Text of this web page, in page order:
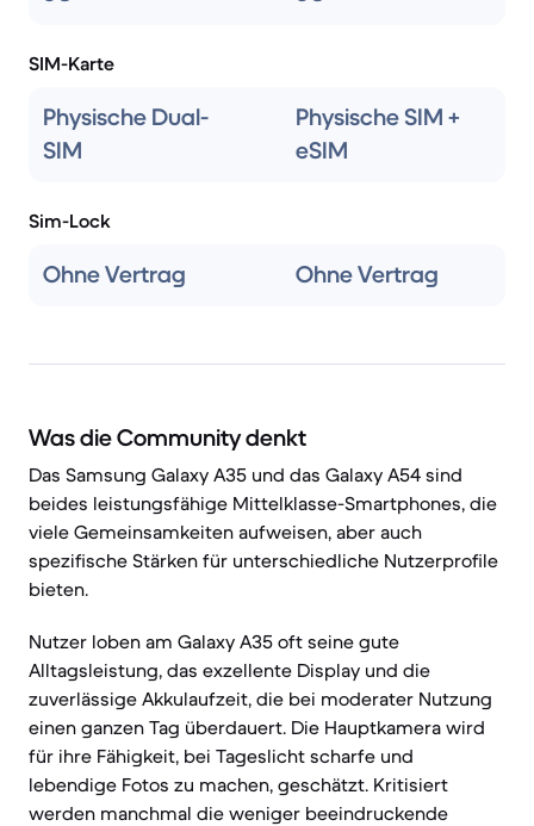
SIM-Karte
Physische Dual-
SIM
Physische SIM +
eSIM
Sim-Lock
Ohne Vertrag Ohne Vertrag
Was die Community denkt
Das Samsung Galaxy A35 und das Galaxy A54 sind
beides leistungsfähige Mittelklasse-Smartphones, die
viele Gemeinsamkeiten aufweisen, aber auch
spezifische Stärken für unterschiedliche Nutzerprofile
bieten.
Nutzer loben am Galaxy A35 oft seine gute
Alltagsleistung, das exzellente Display und die
zuverlässige Akkulaufzeit, die bei moderater Nutzung
einen ganzen Tag überdauert. Die Hauptkamera wird
für ihre Fähigkeit, bei Tageslicht scharfe und
lebendige Fotos zu machen, geschätzt. Kritisiert
werden manchmal die weniger beeindruckende